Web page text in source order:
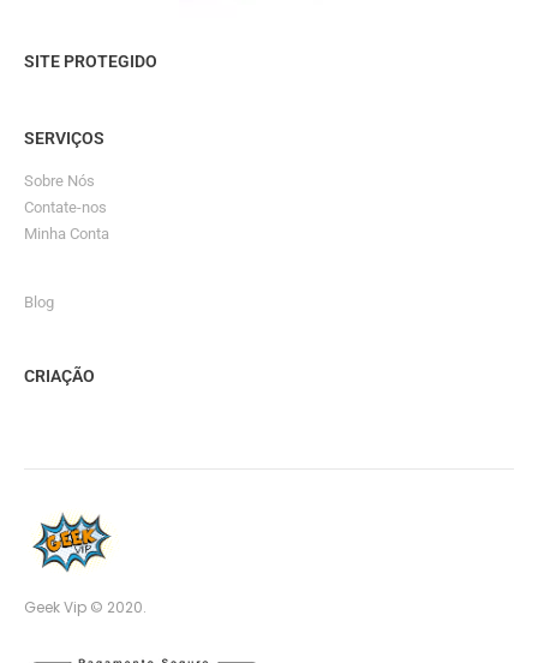
SITE PROTEGIDO
SERVIÇOS
Sobre Nós
Contate-nos
Minha Conta
Blog
CRIAÇÃO
Geek Vip © 2020.